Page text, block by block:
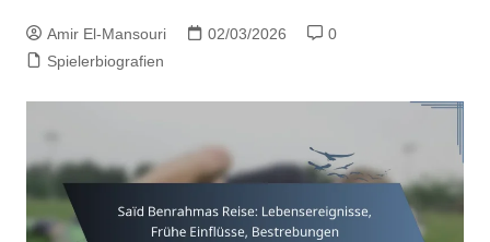
Amir El-Mansouri 02/03/2026
0
Spielerbiografien